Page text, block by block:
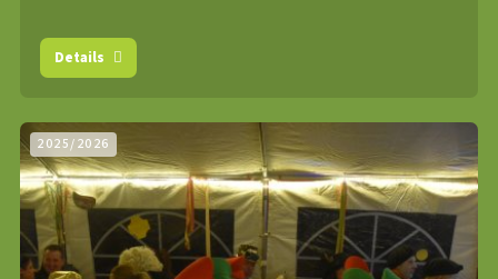
Details
2025/2026